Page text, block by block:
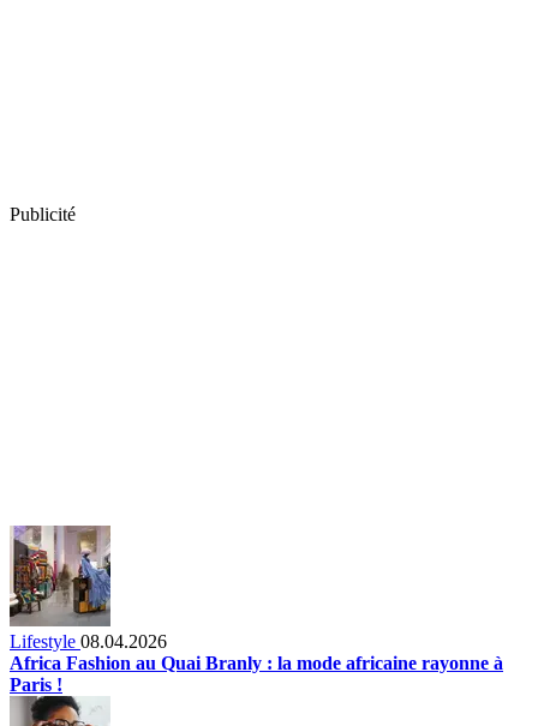
Publicité
Lifestyle 08.04.2026
Africa Fashion au Quai Branly : la mode africaine rayonne à
Paris !